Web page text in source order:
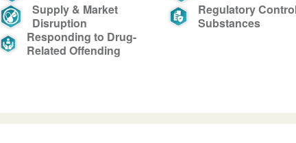
Supply & Market
Disruption
Regulatory
Substances
Responding to Drug-
Related Offending